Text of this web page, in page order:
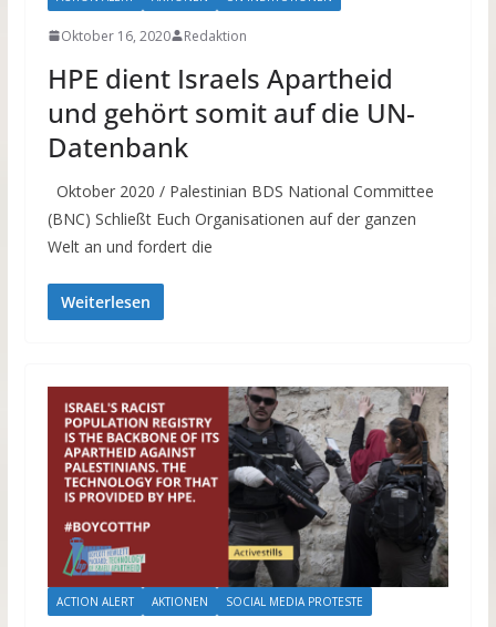
Oktober 16, 2020 Redaktion
HPE dient Israels Apartheid
und gehört somit auf die UN-
Datenbank
Oktober 2020 / Palestinian BDS National Committee
(BNC) Schließt Euch Organisationen auf der ganzen
Welt an und fordert die
Weiterlesen
ACTION ALERT AKTIONEN SOCIAL MEDIA PROTESTE